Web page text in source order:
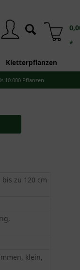
*
Kletterpflanzen
10.000 Pflanzen
zu 120 cm
klein,